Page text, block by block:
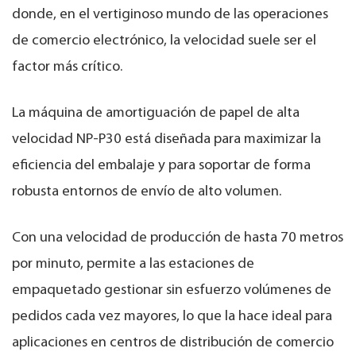
donde, en el vertiginoso mundo de las operaciones
de comercio electrónico, la velocidad suele ser el
factor más crítico.
La máquina de amortiguación de papel de alta
velocidad NP-P30 está diseñada para maximizar la
eficiencia del embalaje y para soportar de forma
robusta entornos de envío de alto volumen.
Con una velocidad de producción de hasta 70 metros
por minuto, permite a las estaciones de
empaquetado gestionar sin esfuerzo volúmenes de
pedidos cada vez mayores, lo que la hace ideal para
aplicaciones en centros de distribución de comercio